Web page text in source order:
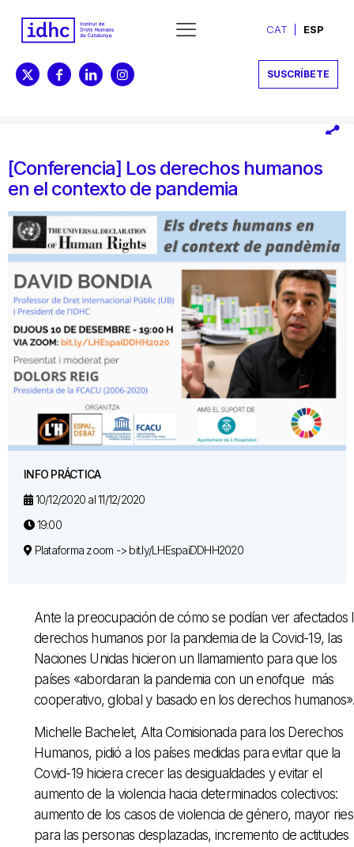
CAT ESP
SUSCRÍBETE
[Conferencia] Los derechos humanos
en el contexto de pandemia
INFO PRÁCTICA
10/12/2020 al 11/12/2020
19:00
Plataforma zoom -> bit.ly/LHEspaiDDHH2020
Ante la preocupación de cómo se podían ver afectados
derechos humanos por la pandemia de la Covid-19, las
Naciones Unidas hicieron un llamamiento para que los
países «abordaran la pandemia con un enofque más
cooperativo, global y basado en los derechos
Michelle Bachelet, Alta Comisionada para los Derechos
Humanos, pidió a los países medidas para evitar que la
Covid-19 hiciera crecer las desigualdades y evitar el
aumento de la violencia hacia determinados colectivos:
aumento de los casos de violencia de género, mayor
para las personas desplazadas, incremento de actitudes